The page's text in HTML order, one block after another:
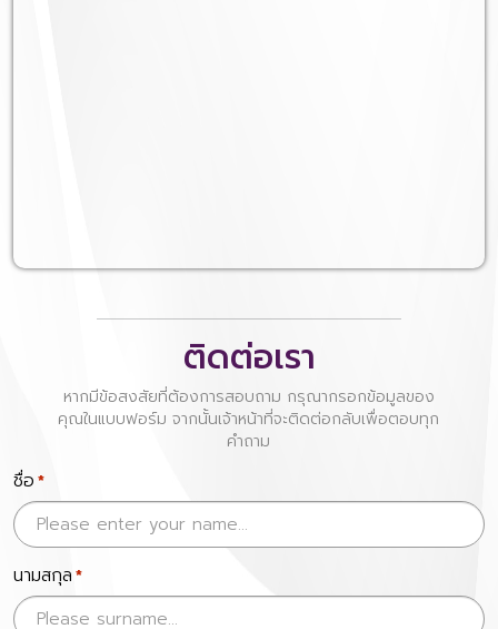
ติดต่อเรา
หากมีข้อสงสัยที่ต้องการสอบถาม กรุณากรอกข้อมูลของ
คุณในแบบฟอร์ม จากนั้นเจ้าหน้าที่จะติดต่อกลับเพื่อตอบทุก
คำถาม
ชื่อ *
นามสกุล *